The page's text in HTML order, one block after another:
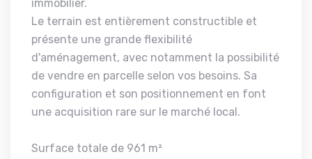
immobilier.
Le terrain est entièrement constructible et
présente une grande flexibilité
d'aménagement, avec notamment la possibilité
de vendre en parcelle selon vos besoins. Sa
configuration et son positionnement en font
une acquisition rare sur le marché local.
Surface totale de 961 m²